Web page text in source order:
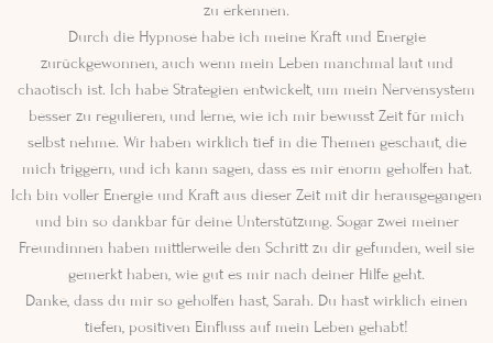
zu erkennen.
Durch die Hypnose habe ich meine Kraft und Energie
zurückgewonnen, auch wenn mein Leben manchmal laut und
chaotisch ist. Ich habe Strategien entwickelt, um mein Nervensystem
besser zu regulieren, und lerne, wie ich mir bewusst Zeit für mich
selbst nehme. Wir haben wirklich tief in die Themen geschaut, die
mich triggern, und ich kann sagen, dass es mir enorm geholfen hat.
Ich bin voller Energie und Kraft aus dieser Zeit mit dir herausgegangen
und bin so dankbar für deine Unterstützung. Sogar zwei meiner
Freundinnen haben mittlerweile den Schritt zu dir gefunden, weil sie
gemerkt haben, wie gut es mir nach deiner Hilfe geht.
Danke, dass du mir so geholfen hast, Sarah. Du hast wirklich einen
tiefen, positiven Einfluss auf mein Leben gehabt!